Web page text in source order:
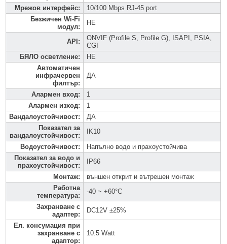
Мрежов интерфейс:
10/100 Mbps RJ-45 port
Безжичен Wi-Fi
модул:
НЕ
API:
ONVIF (Profile S, Profile G), ISAPI, PSIA,
CGI
БЯЛО осветление:
НЕ
Автоматичен
инфрачервен
филтър:
ДА
Алармен вход:
1
Алармен изход:
1
Вандалоустойчивост:
ДА
Показател за
вандалоустойчивост:
IK10
Водоустойчивост:
Напълно водо и прахоустойчива
Показател за водо и
прахоустойчивост:
IP66
Монтаж:
външен открит и вътрешен монтаж
Работна
температура:
-40 ~ +60°C
Захранване с
адаптер:
DC12V ±25%
Ел. консумация при
захранване с
адаптор:
10.5 Watt